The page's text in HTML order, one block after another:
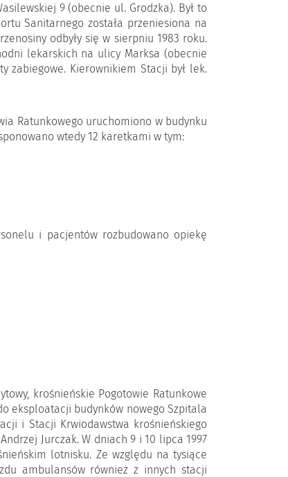
9 (obecnie ul. Grodzka). Był to
Sanitarnego została przeniesiona na
odbyły się w sierpniu 1983 roku.
lekarskich na ulicy Marksa (obecnie
zabiegowe. Kierownikiem Stacji był lek.
Ratunkowego uruchomiono w budynku
wtedy 12 karetkami w tym:
i pacjentów rozbudowano opiekę
krośnieńskie Pogotowie Ratunkowe
eksploatacji budynków nowego Szpitala
i Stacji Krwiodawstwa krośnieńskiego
Jurczak. W dniach 9 i 10 lipca 1997
lotnisku. Ze względu na tysiące
ambulansów również z innych stacji